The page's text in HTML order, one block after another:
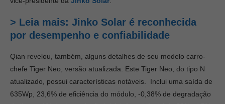
> Leia mais: Jinko Solar é reconhecida
por desempenho e confiabilidade
Qian revelou, também, alguns detalhes de seu modelo carro-
chefe Tiger Neo, versão atualizada. Este Tiger Neo, do tipo N
atualizado, possui características notáveis. Inclui uma saída de
635Wp, 23,6% de eficiência do módulo, -0,38% de degradação